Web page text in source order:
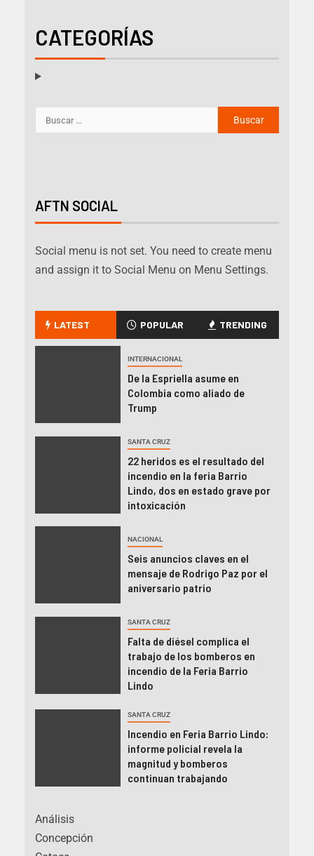
CATEGORÍAS
AFTN SOCIAL
Social menu is not set. You need to create menu
and assign it to Social Menu on Menu Settings.
LATEST POPULAR TRENDING
INTERNACIONAL
De la Espriella asume en
Colombia como aliado de
Trump
SANTA CRUZ
22 heridos es el resultado del
incendio en la feria Barrio
Lindo, dos en estado grave por
intoxicación
NACIONAL
Seis anuncios claves en el
mensaje de Rodrigo Paz por el
aniversario patrio
SANTA CRUZ
Falta de diésel complica el
trabajo de los bomberos en
incendio de la Feria Barrio
Lindo
SANTA CRUZ
Incendio en Feria Barrio Lindo:
informe policial revela la
magnitud y bomberos
continuan trabajando
Análisis
Concepción